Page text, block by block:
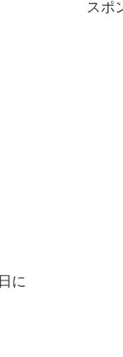
スポ
に